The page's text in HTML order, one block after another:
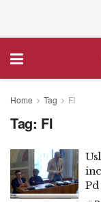
Home Tag FI
Tag: FI